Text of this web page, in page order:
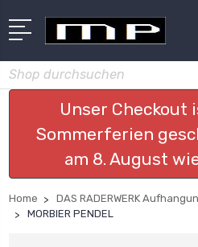
Suchen
Unser Checkout
Sommerferien
am 8. August
Home
DAS RADERWERK
MORBIER PENDEL